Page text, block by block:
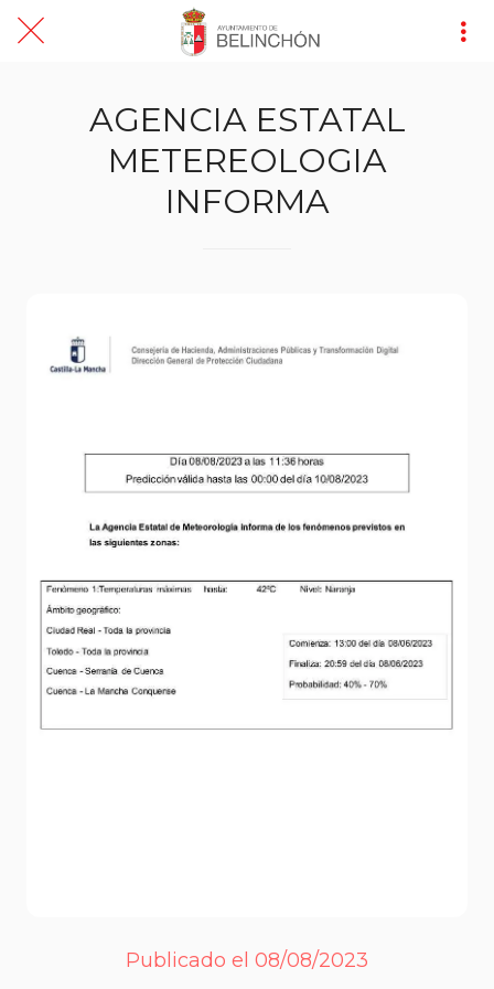
AGENCIA ESTATAL
METEREOLOGIA
INFORMA
Publicado el 08/08/2023